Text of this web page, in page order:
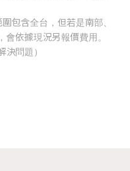
包含全台，但若是南部、
依據現況另報價費用。
決問題）